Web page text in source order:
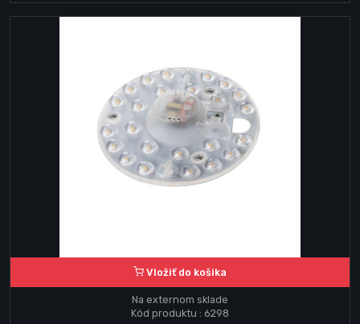
Vložiť do košika
Na externom sklade
Kód produktu : 6298